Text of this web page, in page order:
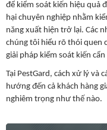
để kiểm soát kiến hiệu quả
hại chuyên nghiệp nhằm
năng xuất hiện trở lại. Các
chúng tôi hiểu rõ thói quen
giải pháp kiểm soát kiến
Tại PestGard, cách xử lý và
hướng đến cả khách hàng
nghiêm trọng như thế nào.